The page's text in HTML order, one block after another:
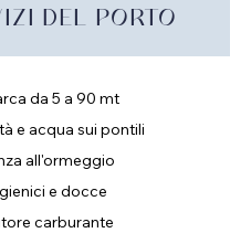
DEL PORTO
da 5 a 90 mt
e acqua sui pontili
all'ormeggio
e docce
carburante